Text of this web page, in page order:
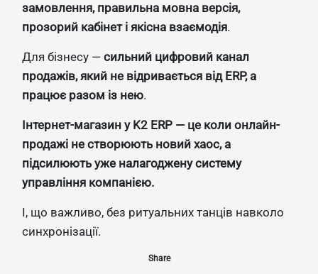
Share
замовлення, правильна мовна версія,
прозорий кабінет і якісна взаємодія.
Для бізнесу — сильний цифровий канал
продажів, який не відривається від ERP, а
працює разом із нею.
Інтернет-магазин у K2 ERP — це коли онлайн-
продажі не створюють новий хаос, а
підсилюють уже налагоджену систему
управління компанією.
І, що важливо, без ритуальних танців навколо
синхронізації.